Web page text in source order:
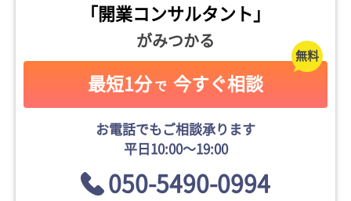
「開業コンサルタント」
がみつかる
最短1分 で 今すぐ相談
お電話でもご相談承ります
平日10:00〜19:00
050-5490-0994